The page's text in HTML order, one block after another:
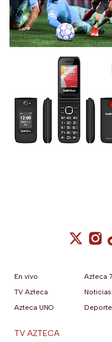
En vivo
TV Azteca
Azteca UNO
Azteca 7
Noticias
TV AZTECA